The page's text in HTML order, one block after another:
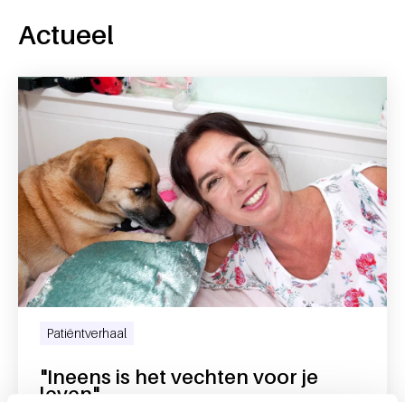
Actueel
"Ineens is het vechten voor je
leven"
Patiëntverhaal